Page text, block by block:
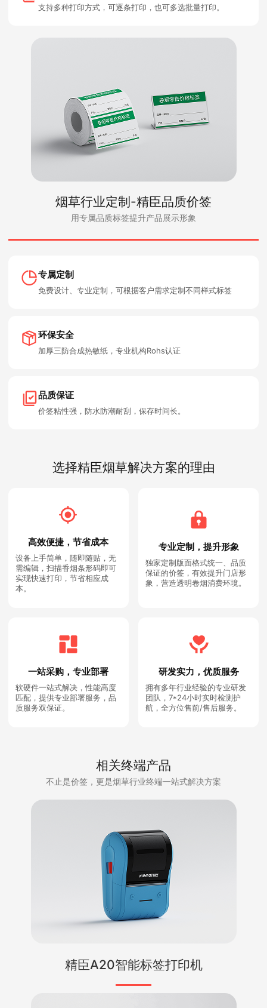
支持多种打印方式，可逐条打印，也可多选批量打印。
烟草行业定制-精臣品质价签
用专属品质标签提升产品展示形象
专属定制
免费设计、专业定制，可根据客户需求定制不同样式标签
环保安全
加厚三防合成热敏纸，专业机构Rohs认证
品质保证
价签粘性强，防水防潮耐刮，保存时间长。
选择精臣烟草解决方案的理由
高效便捷，节省成本
设备上手简单，随即随贴，无
需编辑，扫描香烟条形码即可
实现快速打印，节省相应成
本。
专业定制，提升形象
独家定制版面格式统一、品质
保证的价签，有效提升门店形
象，营造透明卷烟消费环境。
一站采购，专业部署
软硬件一站式解决，性能高度
匹配，提供专业部署服务，品
质服务双保证。
研发实力，优质服务
拥有多年行业经验的专业研发
团队，7*24小时实时检测护
航，全方位售前/售后服务。
相关终端产品
不止是价签，更是烟草行业终端一站式解决方案
精臣A20智能标签打印机